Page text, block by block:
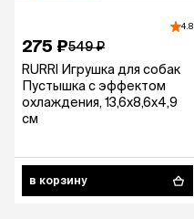
4.8
275 ₽549 ₽
RURRI Игрушка для собак
Пустышка с эффектом
охлаждения, 13,6х8,6х4,9
см
в корзину